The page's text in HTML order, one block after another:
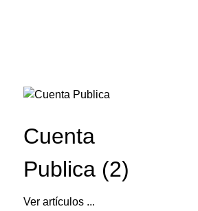
Cuenta
Publica (2)
Ver artículos ...